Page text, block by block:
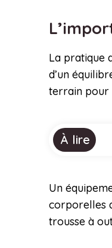
La pratique
d’un
terrain pour
À lire
Un
corporelles
trousse à